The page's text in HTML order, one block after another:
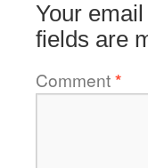
Your
fields are
Comment*